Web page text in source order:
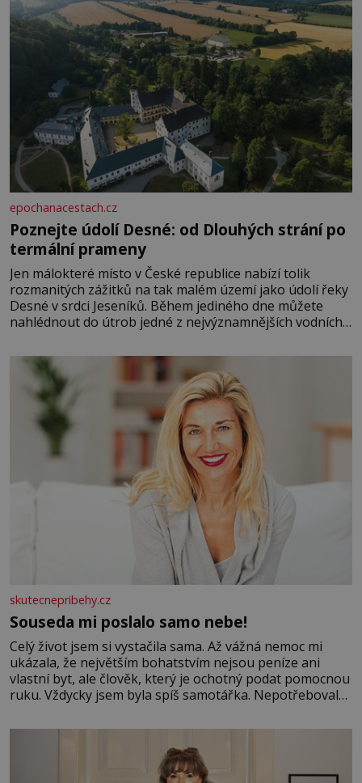
epochanacestach.cz
Poznejte údolí Desné: od Dlouhých strání po
termální prameny
Jen málokteré místo v České republice nabízí tolik
rozmanitých zážitků na tak malém území jako údolí řeky
Desné v srdci Jeseníků. Během jediného dne můžete
nahlédnout do útrob jedné z nejvýznamnějších vodních
se na koloběžce a den zakončit poznáváním památek ve
Velkých Losinách nebo v termálním
skutecnepribehy.cz
Souseda mi poslalo samo nebe!
Celý život jsem si vystačila sama. Až vážná nemoc mi
ukázala, že největším bohatstvím nejsou peníze ani
vlastní byt, ale člověk, který je ochotný podat pomocnou
ruku. Vždycky jsem byla spíš samotářka. Nepotřebovala
mi knihy, práce a hlavně klid. Hned po studiích jsem